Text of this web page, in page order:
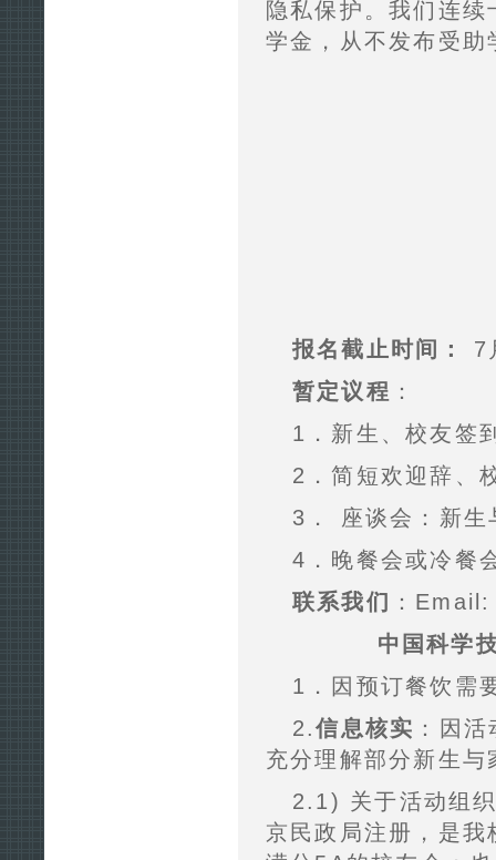
隐私保护。我们连
学金，从不发布受
报名截止时间：
7
暂定议程 ：
1．新生、校友签
2．简短欢迎辞、
3． 座谈会：新生
4．晚餐会或冷餐
联系我们 ：
中国科学
1．因预订餐饮需
2.信息核实 ：因
充分理解部分新生
2.1) 关于活动组
京民政局注册，是